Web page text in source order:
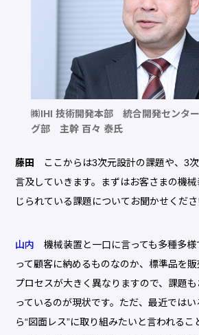
㈱IHI 技術開発本部 統合開発センタ
グ部 主幹 百々 泰氏
藤田
ここからは3次元設計の課題や、3
言及していきます。まずはお客さまの機
じられている課題についてお聞かせくださ
山内 機械装置と一口に言っても多種多様
って顧客に納めるものなのか、標準品を
プロセスが大きく異なりますので、課題
っているのが現状です。ただ、最近では
ら“図面レス”に取り組みたいと言われる